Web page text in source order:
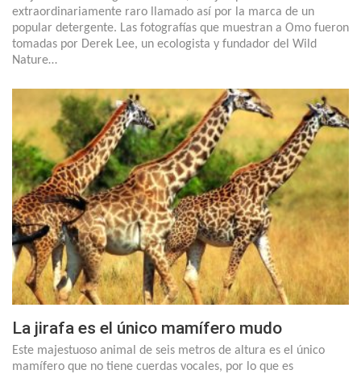
extraordinariamente raro llamado así por la marca de un
popular detergente. Las fotografías que muestran a Omo fueron
tomadas por Derek Lee, un ecologista y fundador del Wild
Nature…
La jirafa es el único mamífero mudo
Este majestuoso animal de seis metros de altura es el único
mamífero que no tiene cuerdas vocales, por lo que es